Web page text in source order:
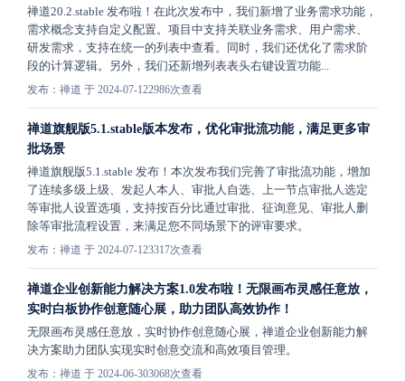
禅道20.2.stable 发布啦！在此次发布中，我们新增了业务需求功能，
需求概念支持自定义配置。项目中支持关联业务需求、用户需求、
研发需求，支持在统一的列表中查看。同时，我们还优化了需求阶
段的计算逻辑。另外，我们还新增列表表头右键设置功能...
发布：禅道 于 2024-07-122986次查看
禅道旗舰版5.1.stable版本发布，优化审批流功能，满足更多审
批场景
禅道旗舰版5.1.stable 发布！本次发布我们完善了审批流功能，增加
了连续多级上级、发起人本人、审批人自选、上一节点审批人选定
等审批人设置选项，支持按百分比通过审批、征询意见、审批人删
除等审批流程设置，来满足您不同场景下的评审要求。
发布：禅道 于 2024-07-123317次查看
禅道企业创新能力解决方案1.0发布啦！无限画布灵感任意放，
实时白板协作创意随心展，助力团队高效协作！
无限画布灵感任意放，实时协作创意随心展，禅道企业创新能力解
决方案助力团队实现实时创意交流和高效项目管理。
发布：禅道 于 2024-06-303068次查看